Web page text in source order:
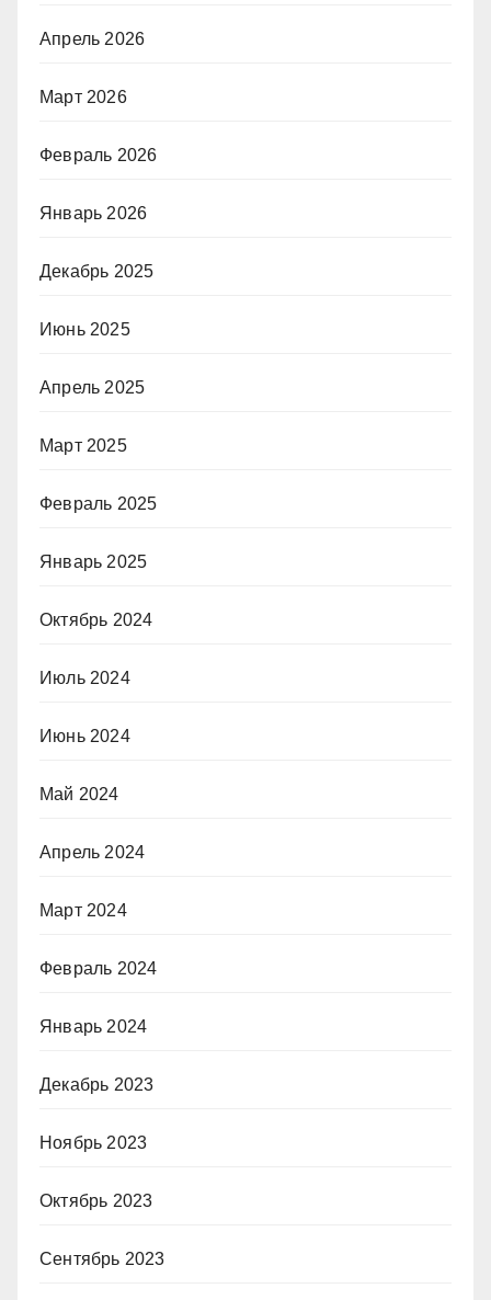
Апрель 2026
Март 2026
Февраль 2026
Январь 2026
Декабрь 2025
Июнь 2025
Апрель 2025
Март 2025
Февраль 2025
Январь 2025
Октябрь 2024
Июль 2024
Июнь 2024
Май 2024
Апрель 2024
Март 2024
Февраль 2024
Январь 2024
Декабрь 2023
Ноябрь 2023
Октябрь 2023
Сентябрь 2023